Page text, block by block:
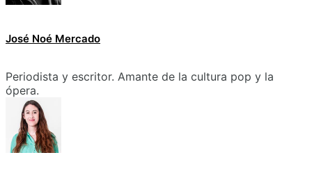
José Noé Mercado
Periodista y escritor. Amante de la cultura pop y la
ópera.